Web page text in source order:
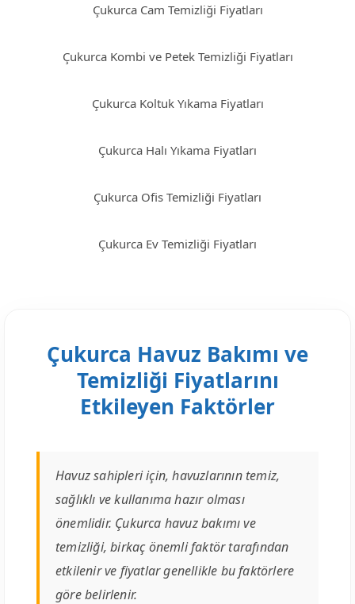
Çukurca Cam Temizliği Fiyatları
Çukurca Kombi ve Petek Temizliği Fiyatları
Çukurca Koltuk Yıkama Fiyatları
Çukurca Halı Yıkama Fiyatları
Çukurca Ofis Temizliği Fiyatları
Çukurca Ev Temizliği Fiyatları
Çukurca Havuz Bakımı ve
Temizliği Fiyatlarını
Etkileyen Faktörler
Havuz sahipleri için, havuzlarının temiz,
sağlıklı ve kullanıma hazır olması
önemlidir. Çukurca havuz bakımı ve
temizliği, birkaç önemli faktör tarafından
etkilenir ve fiyatlar genellikle bu faktörlere
göre belirlenir.